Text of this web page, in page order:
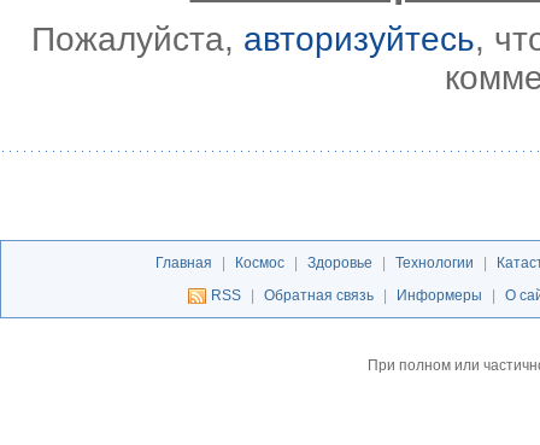
Пожалуйста, авторизуйтесь,
Главная Космос Здоровье Технологии
RSS
Обратная связь Информеры О
При полном или